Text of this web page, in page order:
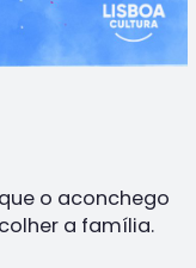
o aconchego
a família.